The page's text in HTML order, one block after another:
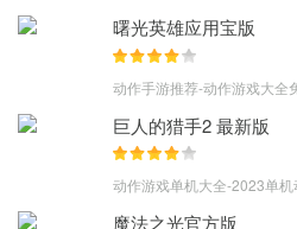
曙光英雄应用宝版
动作手游推荐-动作游戏大全
巨人的猎手2 最新版
动作游戏单机大全-2023单
魔法之光官方版